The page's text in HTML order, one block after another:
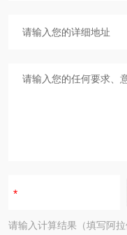
请输入计算结果（填写阿